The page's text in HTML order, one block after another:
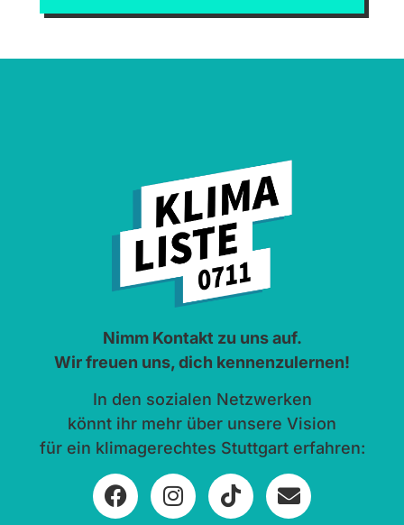
Nimm Kontakt zu uns auf.
Wir freuen uns, dich kennenzulernen!
In den sozialen Netzwerken
könnt ihr mehr über unsere Vision
für ein klimagerechtes Stuttgart erfahren: